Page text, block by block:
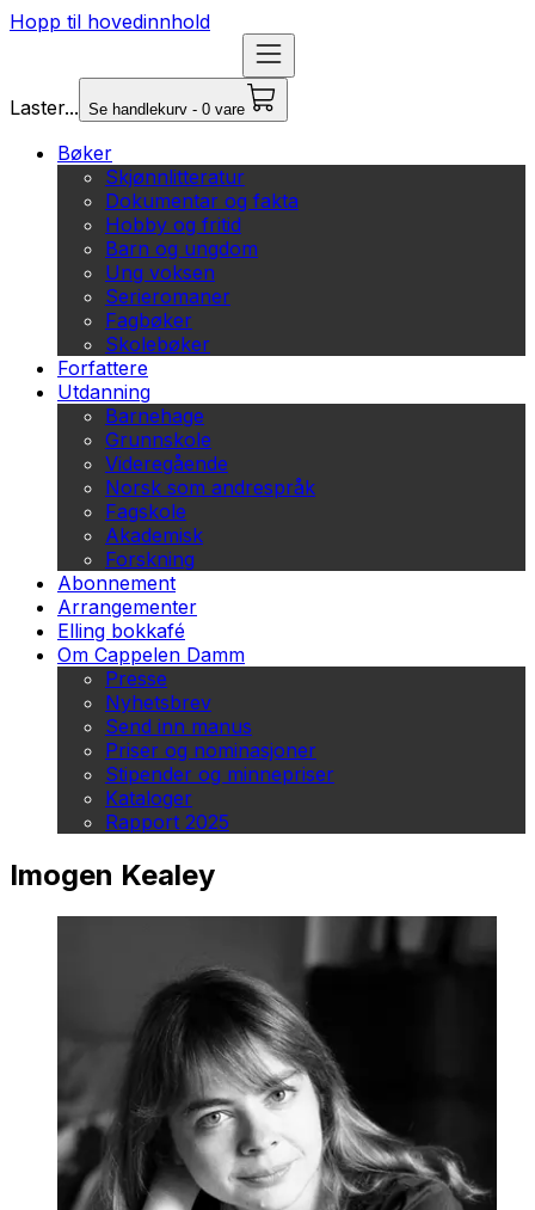
Hopp til hovedinnhold
Laster... Se handlekurv - 0 vare
Bøker
Skjønnlitteratur
Dokumentar og fakta
Hobby og fritid
Barn og ungdom
Ung voksen
Serieromaner
Fagbøker
Skolebøker
Forfattere
Utdanning
Barnehage
Grunnskole
Videregående
Norsk som andrespråk
Fagskole
Akademisk
Forskning
Abonnement
Arrangementer
Elling bokkafé
Om Cappelen Damm
Presse
Nyhetsbrev
Send inn manus
Priser og nominasjoner
Stipender og minnepriser
Kataloger
Rapport 2025
Imogen Kealey